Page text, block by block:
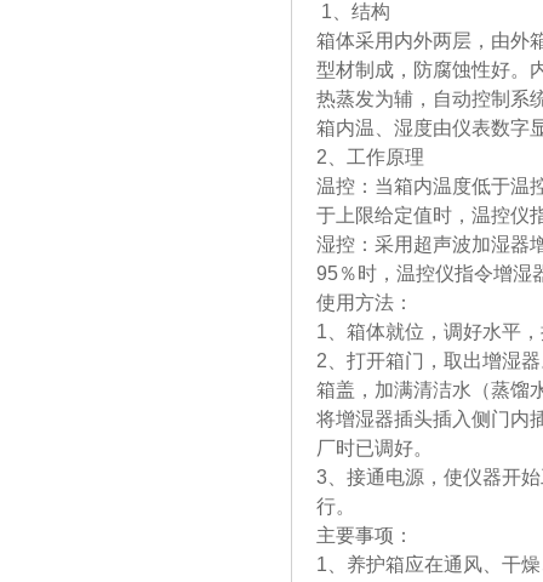
1、结构
箱体采用内外两层，由外
型材制成，防腐蚀性好。
热蒸发为辅，自动控制系
箱内温、湿度由仪表数字
2、工作原理
温控：当箱内温度低于温
于上限给定值时，温控仪
湿控：采用超声波加湿器
95％时，温控仪指令增湿
使用方法：
1、箱体就位，调好水平
2、打开箱门，取出增湿
箱盖，加满清洁水（蒸馏
将增湿器插头插入侧门内
厂时已调好。
3、接通电源，使仪器开
行。
主要事项：
1、养护箱应在通风、干